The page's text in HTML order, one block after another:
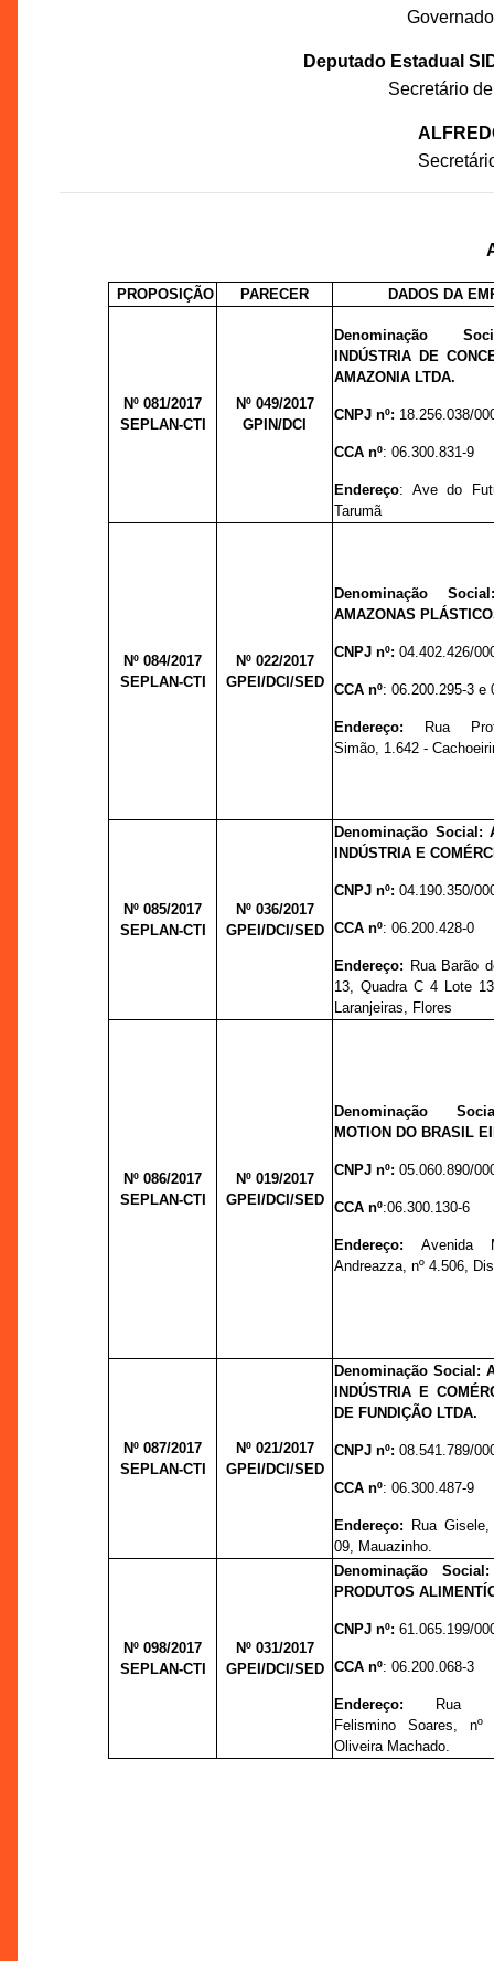
Deputado Estadual
Secretário
PROPOSIÇÃO PARECER DADOS DA
Nº 081/2017
SEPLAN-CTI
Nº 049/2017
GPIN/DCI
Denominação
INDÚSTRIA DE
AMAZONIA LTDA.
CNPJ nº: 18.256.038/
CCA nº:06.300.831-9
Endereço: Ave do
Tarumã
Nº 084/2017
SEPLAN-CTI
Nº 022/2017
GPEI/DCI/SED
Denominação
AMAZONAS
CNPJ nº:04.402.426/
CCA nº: 06.200.295-3 e
Endereço:
Rua
Simão, 1.642 -
Nº 085/2017
SEPLAN-CTI
Nº 036/2017
GPEI/DCI/SED
Denominação Social:
INDÚSTRIA E
CNPJ nº:04.190.350/
CCA nº: 06.200.428-0
Endereço: Rua Barão
13, Quadra C 4 Lote
Laranjeiras, Flores
Nº 086/2017
SEPLAN-CTI
Nº 019/2017
GPEI/DCI/SED
Denominação
MOTION DO BRASIL
CNPJ nº:05.060.890/
CCA nº:06.300.130-6
Endereço: Avenida
Andreazza, nº 4.506,
Nº 087/2017
SEPLAN-CTI
Nº 021/2017
GPEI/DCI/SED
Denominação Social:
INDÚSTRIA E
DE FUNDIÇÃO LTDA.
CNPJ nº:08.541.789/
CCA nº: 06.300.487-9
Endereço:
Rua
09, Mauazinho.
Nº 098/2017
SEPLAN-CTI
Nº 031/2017
GPEI/DCI/SED
Denominação
PRODUTOS
CNPJ nº:61.065.199/
CCA nº: 06.200.068-3
Endereço:
Rua
Felismino Soares, nº
Oliveira Machado.